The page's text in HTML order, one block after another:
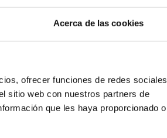
Acerca de las cookies
ofrecer funciones de redes sociales
sitio web con nuestros partners de
que les haya proporcionado o